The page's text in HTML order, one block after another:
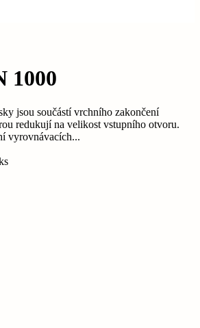
1000
jsou součástí vrchního zakončení
redukují na velikost vstupního otvoru.
vyrovnávacích...